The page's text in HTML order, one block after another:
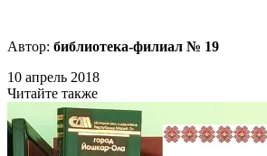
Автор: библиотека-филиал № 19
10 апрель 2018
Читайте также